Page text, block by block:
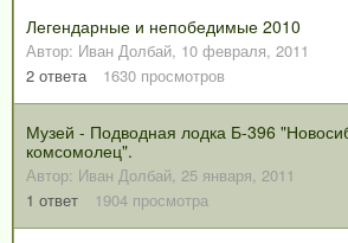
Легендарные и непобедимые 2010
Автор: Иван Долбай, 10 февраля, 2011
2 ответа 1630 просмотров
Музей - Подводная лодка Б-396
комсомолец".
Автор: Иван Долбай, 25 января, 2011
1 ответ 1904 просмотра